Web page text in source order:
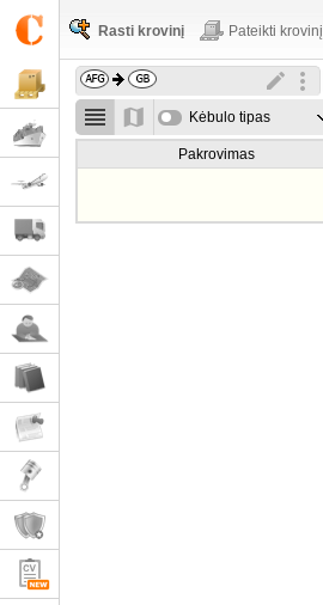
Rasti krovinį Pateikti krovinį
Kėbulo tipas
Pakrovimas